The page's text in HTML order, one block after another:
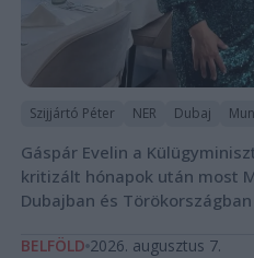
Szijjártó Péter NER Dubaj
Gáspár Evelin a
kritizált hónapok után most
Dubajban és
BELFÖLD 2026. augusztus 7.